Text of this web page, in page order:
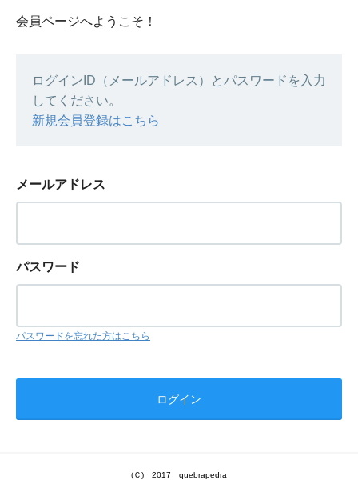
会員ページへようこそ！
ログインID（メールアドレス）とパスワードを入力
してください。
新規会員登録はこちら
メールアドレス
パスワード
パスワードを忘れた方はこちら
(Ｃ) 2017 quebrapedra